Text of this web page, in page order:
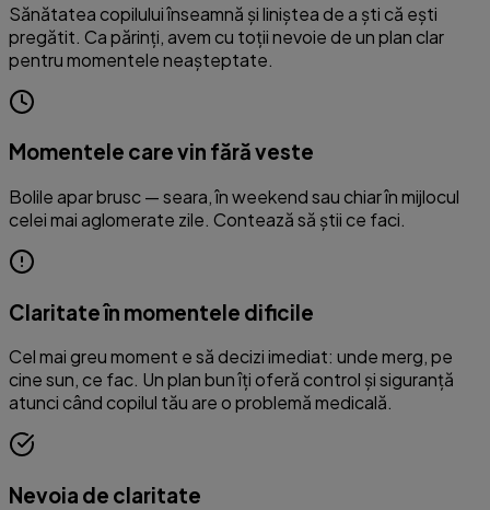
Sănătatea copilului înseamnă și liniștea de a ști că ești
pregătit. Ca părinți, avem cu toții nevoie de un plan clar
pentru momentele neașteptate.
Momentele care vin fără veste
Bolile apar brusc — seara, în weekend sau chiar în mijlocul
celei mai aglomerate zile. Contează să știi ce faci.
Claritate în momentele dificile
Cel mai greu moment e să decizi imediat: unde merg, pe
cine sun, ce fac. Un plan bun îți oferă control și siguranță
atunci când copilul tău are o problemă medicală.
Nevoia de claritate